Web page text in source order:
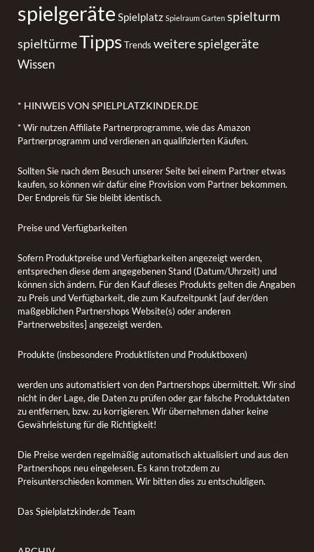
spielgeräte Spielplatz Spielraum Garten spielturm
spieltürmeTippsTrends weitere spielgeräte
Wissen
* HINWEIS VON SPIELPLATZKINDER.DE
* Wir nutzen Affiliate Partnerprogramme, wie das Amazon
Partnerprogramm und verdienen an qualifizierten Käufen.
Sollten Sie nach dem Besuch unserer Seite bei einem Partner etwas
kaufen, so können wir dafür eine Provision vom Partner bekommen.
Der Endpreis für Sie bleibt identisch.
Preise und Verfügbarkeiten
Sofern Produktpreise und Verfügbarkeiten angezeigt werden,
entsprechen diese dem angegebenen Stand (Datum/Uhrzeit) und
können sich ändern. Für den Kauf dieses Produkts gelten die Angaben
zu Preis und Verfügbarkeit, die zum Kaufzeitpunkt [auf der/den
maßgeblichen Partnershops Website(s) oder anderen
Partnerwebsites] angezeigt werden.
Produkte (insbesondere Produktlisten und Produktboxen)
werden uns automatisiert von den Partnershops übermittelt. Wir sind
nicht in der Lage, die Daten zu prüfen oder gar falsche Produktdaten
zu entfernen, bzw. zu korrigieren. Wir übernehmen daher keine
Gewährleistung für die Richtigkeit!
Die Preise werden regelmäßig automatisch aktualisiert und aus den
Partnershops neu eingelesen. Es kann trotzdem zu
Preisunterschieden kommen. Wir bitten dies zu entschuldigen.
Das Spielplatzkinder.de Team